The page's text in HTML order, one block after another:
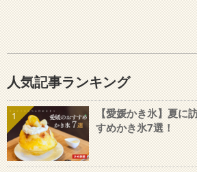
人気記事ランキング
1
【愛媛かき氷】夏に
すめかき氷7選！